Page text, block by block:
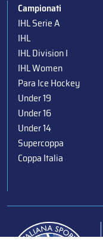
Campionati
IHL Serie A
IHL
IHL Division I
IHL Women
Para Ice Hockey
Under 19
Under 16
Under 14
Supercoppa
Coppa Italia